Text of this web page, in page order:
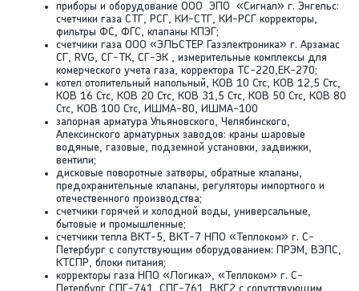
приборы и оборудование ООО ЭПО «Сигнал» г. Энгельс:
счетчики газа СТГ, РСГ, КИ-СТГ, КИ-РСГ корректоры,
фильтры ФС, ФГС, клапаны КПЭГ;
счетчики газа ООО «ЭЛЬСТЕР Газэлектроника» г. Арзамас
СГ, RVG, СГ-ТК, СГ-ЭК , измерительные комплексы для
комерческого учета газа, корректора ТС-220,ЕК-270;
котел отопительный напольный, КОВ 10 Стс, КОВ 12,5 Стс,
КОВ 16 Стс, КОВ 20 Стс, КОВ 31,5 Стс, КОВ 50 Стс, КОВ 80
Стс, КОВ 100 Стс, ИШМА-80, ИШМА-100
запорная арматура Ульяновского, Челябинского,
Алексинского арматурных заводов: краны шаровые
водяные, газовые, подземной установки, задвижки,
вентили;
дисковые поворотные затворы, обратные клапаны,
предохранительные клапаны, регуляторы импортного и
отечественного производства;
счетчики горячей и холодной воды, универсальные,
бытовые и промышленные;
счетчики тепла ВКТ-5, ВКТ-7 НПО «Теплоком» г. С-
Петербург с сопутствующим оборудованием: ПРЭМ, ВЭПС,
КТСПР, блоки питания;
корректоры газа НПО «Логика», «Теплоком» г. С-